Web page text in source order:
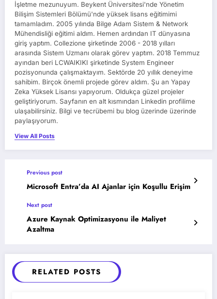
İşletme mezunuyum. Beykent Üniversitesi'nde Yönetim
Bilişim Sistemleri Bölümü'nde yüksek lisans eğitimimi
tamamladım. 2005 yılında Bilge Adam Sistem & Network
Mühendisliği eğitimi aldım. Hemen ardından IT dünyasına
giriş yaptım. Collezione şirketinde 2006 - 2018 yılları
arasında Sistem Uzmanı olarak görev yaptım. 2018 Temmuz
ayından beri LCWAIKIKI şirketinde System Engineer
pozisyonunda çalışmaktayım. Sektörde 20 yıllık deneyime
sahibim. Birçok önemli projede görev aldım. Şu an Yapay
Zeka Yüksek Lisansı yapıyorum. Oldukça güzel projeler
geliştiriyorum. Sayfanın en alt kısmından Linkedin profilime
ulaşabilirsiniz. Bilgi ve tecrübemi bu blog üzerinde üzerinde
paylaşıyorum.
View All Posts
Previous post
Microsoft Entra’da AI Ajanlar için Koşullu Erişim
Next post
Azure Kaynak Optimizasyonu ile Maliyet
Azaltma
RELATED POSTS